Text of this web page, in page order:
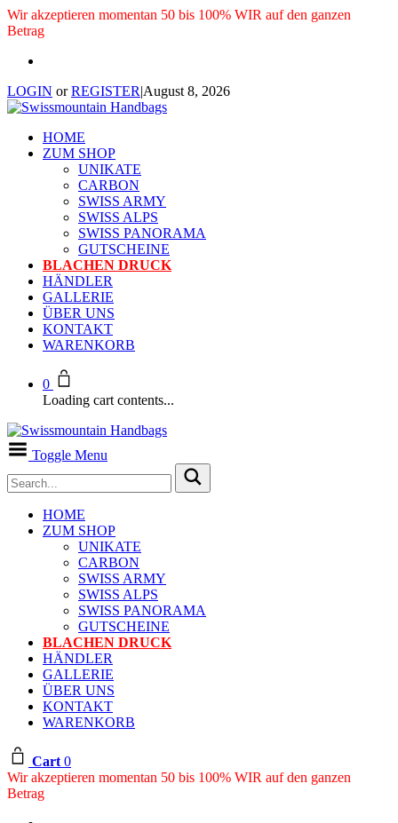
Wir akzeptieren momentan 50 bis 100% WIR auf den ganzen
Betrag
LOGIN orREGISTER|August 8, 2026
HOME
ZUM SHOP
UNIKATE
CARBON
SWISS ARMY
SWISS ALPS
SWISS PANORAMA
GUTSCHEINE
BLACHEN DRUCK
HÄNDLER
GALLERIE
ÜBER UNS
KONTAKT
WARENKORB
0
Loading cart contents...
Toggle Menu
HOME
ZUM SHOP
UNIKATE
CARBON
SWISS ARMY
SWISS ALPS
SWISS PANORAMA
GUTSCHEINE
BLACHEN DRUCK
HÄNDLER
GALLERIE
ÜBER UNS
KONTAKT
WARENKORB
Cart 0
Wir akzeptieren momentan 50 bis 100% WIR auf den ganzen
Betrag